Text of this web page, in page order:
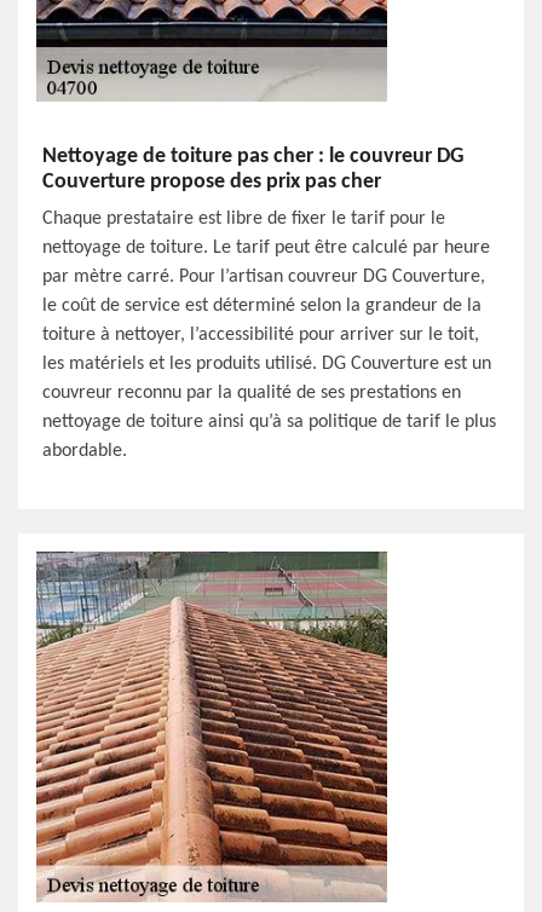
Nettoyage de toiture pas cher : le couvreur DG
Couverture propose des prix pas cher
Chaque prestataire est libre de fixer le tarif pour le
nettoyage de toiture. Le tarif peut être calculé par heure
par mètre carré. Pour l’artisan couvreur DG Couverture,
le coût de service est déterminé selon la grandeur de la
toiture à nettoyer, l’accessibilité pour arriver sur le toit,
les matériels et les produits utilisé. DG Couverture est un
couvreur reconnu par la qualité de ses prestations en
nettoyage de toiture ainsi qu’à sa politique de tarif le plus
abordable.